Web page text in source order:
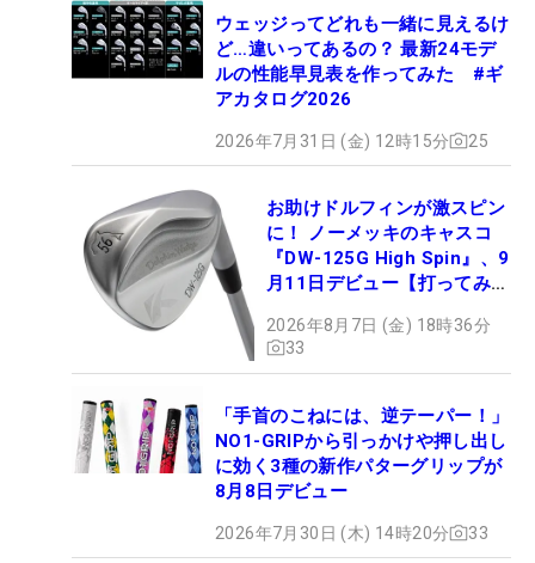
ウェッジってどれも一緒に見えるけ
ど…違いってあるの？ 最新24モデ
ルの性能早見表を作ってみた #ギ
アカタログ2026
2026年7月31日 (金) 12時15分 25
お助けドルフィンが激スピン
に！ ノーメッキのキャスコ
『DW-125G High Spin』、9
月11日デビュー【打ってみ
2026年8月7日 (金) 18時36分
33
「手首のこねには、逆テーパー！」
NO1-GRIPから引っかけや押し出し
に効く3種の新作パターグリップが
8月8日デビュー
2026年7月30日 (木) 14時20分 33